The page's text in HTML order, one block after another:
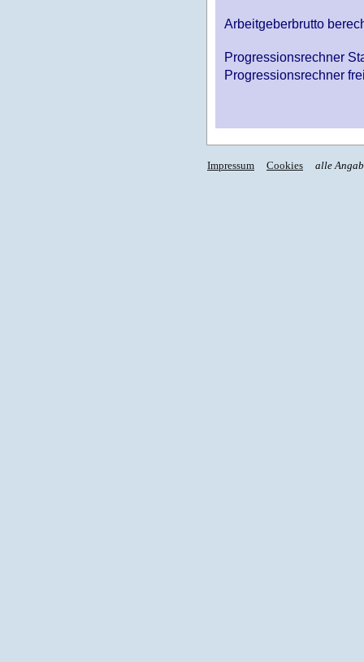
Arbeitgeberbrutto
Progressionsrechner
Progressionsrechner
Impressum Cookies alle